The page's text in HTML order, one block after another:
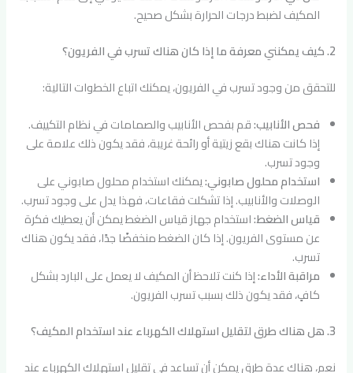
المكيف لضبط درجات الحرارة بشكل صحيح.
2. كيف يمكنني معرفة ما إذا كان هناك تسرب في الفريون؟
للتحقق من وجود تسرب في الفريون، يمكنك اتباع الخطوات التالية:
فحص الأنابيب:قم بفحص الأنابيب والصمامات في نظام التكييف.
إذا كانت هناك بقع زيتية أو رائحة غريبة، فقد يكون ذلك علامة على
وجود تسرب.
استخدام محلول صابوني:يمكنك استخدام محلول صابوني على
الوصلات والأنابيب. إذا تشكلت فقاعات، فهذا يدل على وجود تسرب.
قياس الضغط:استخدام جهاز قياس الضغط يمكن أن يعطيك فكرة
عن مستوى الفريون. إذا كان الضغط منخفضًا جدًا، فقد يكون هناك
تسرب.
مراقبة الأداء:إذا كنت تلاحظ أن المكيف لا يعمل على البارد بشكل
كافٍ، فقد يكون ذلك بسبب تسرب الفريون.
3. هل هناك طرق لتقليل استهلاك الكهرباء عند استخدام المكيف؟
نعم، هناك عدة طرق يمكن أن تساعد في تقليل استهلاك الكهرباء عند